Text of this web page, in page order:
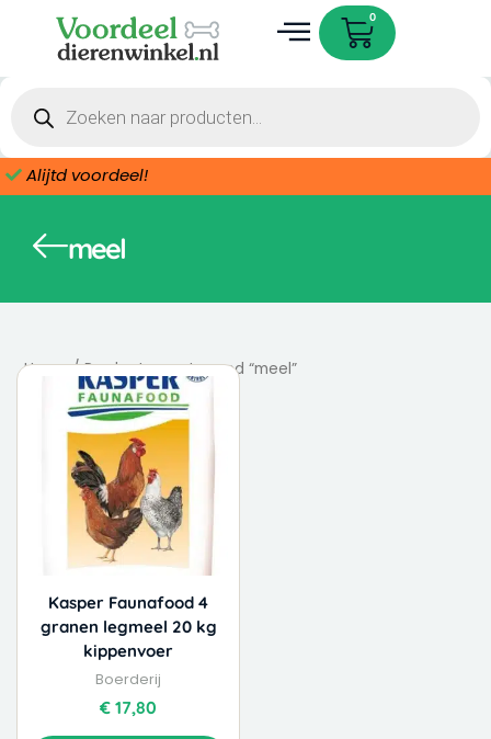
inhoud
0
Cart
zoeken
Alijtd voordeel!
meel
Home/ Producten getagged “meel”
Kasper Faunafood 4
granen legmeel 20 kg
kippenvoer
Boerderij
€ 17,80